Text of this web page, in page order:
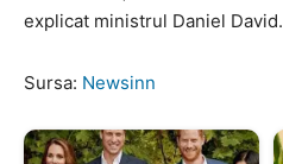
explicat ministrul Daniel David.
Sursa: Newsinn